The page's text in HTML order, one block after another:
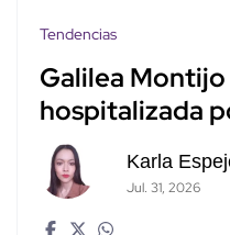
Tendencias
Galilea
hospitalizada
Karla
Jul. 31, 2026